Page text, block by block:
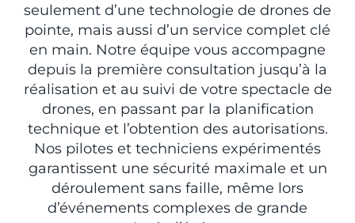
seulement d’une technologie de drones de
pointe, mais aussi d’un service complet clé
en main. Notre équipe vous accompagne
depuis la première consultation jusqu’à la
réalisation et au suivi de votre spectacle de
drones, en passant par la planification
technique et l’obtention des autorisations.
Nos pilotes et techniciens expérimentés
garantissent une sécurité maximale et un
déroulement sans faille, même lors
d’événements complexes de grande